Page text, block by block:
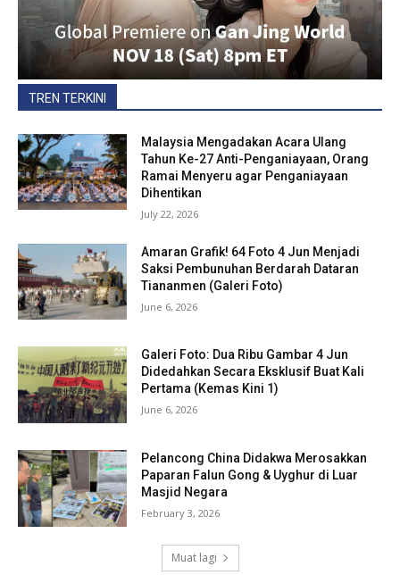
TREN TERKINI
Malaysia Mengadakan Acara Ulang
Tahun Ke-27 Anti-Penganiayaan, Orang
Ramai Menyeru agar Penganiayaan
Dihentikan
July 22, 2026
Amaran Grafik! 64 Foto 4 Jun Menjadi
Saksi Pembunuhan Berdarah Dataran
Tiananmen (Galeri Foto)
June 6, 2026
Galeri Foto: Dua Ribu Gambar 4 Jun
Didedahkan Secara Eksklusif Buat Kali
Pertama (Kemas Kini 1)
June 6, 2026
Pelancong China Didakwa Merosakkan
Paparan Falun Gong & Uyghur di Luar
Masjid Negara
February 3, 2026
Muat lagi